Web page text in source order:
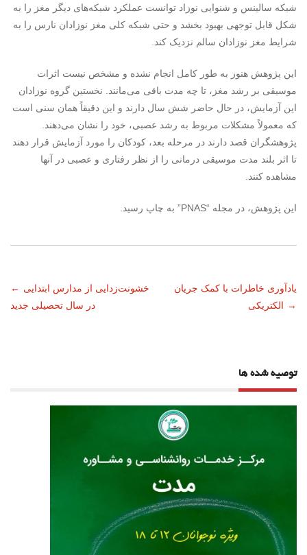
شبکه سالینس و شنوایی نوزاد توانست عملکرد شبکه‌های دیگر مغز را به
شکل قابل توجهی بهبود بخشد و حتی شبکه کلی مغز نوزادان نارس را به
شرایط مغز نوزادان سالم نزدیک کند.
این پژوهش هنوز به طور کامل انجام نشده و مشخص نیست اثرات
موسیقی بر رشد مغز، تا چه مدت باقی می‌مانند. نخستین گروه نوزادان
این آزمایش، در حال حاضر شش سال دارند و این دقیقاً همان سنی است
که معمولاً مشکلات مربوط به رشد عصبی، خود را نشان می‌دهند.
پژوهشگران قصد دارند در مرحله بعد، کودکان را مورد آزمایش قرار دهند
تا اثر بلند مدت موسیقی درمانی را از نظر رفتاری و عصبی در آنها
مشاهده کنند.
این پژوهش، در مجله “PNAS” به چاپ رسید.
ناوبری
نوشته
← خشونت‌زدایی از مدارس ابتدایی
در سال تحصیلی جدید
یادآوری خاطرات با کمک جریان
الکتریکی →
توصیه شده ها